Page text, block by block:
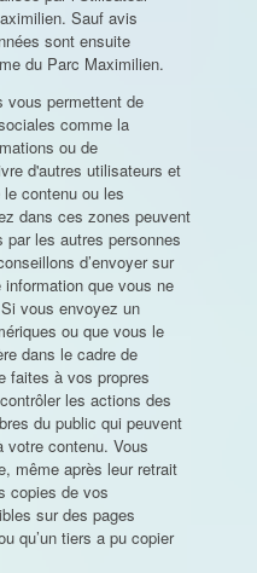
Sauf avis
sont ensuite
du Parc Maximilien.
vous permettent de
comme la
ou de
d'autres utilisateurs et
contenu ou les
dans ces zones peuvent
les autres personnes
d’envoyer sur
que vous ne
vous envoyez un
ou que vous le
dans le cadre de
faites à vos propres
les actions des
du public qui peuvent
contenu. Vous
même après leur retrait
copies de vos
sur des pages
qu’un tiers a pu copier